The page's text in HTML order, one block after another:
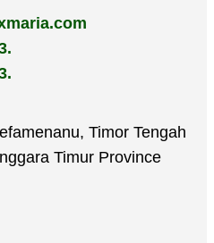
Timor Tengah
Timur Province